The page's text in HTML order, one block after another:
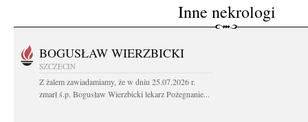
Inne nekrologi
BOGUSŁAW WIERZBICKI
SZCZECIN
Z żalem zawiadamiamy, że w dniu 25.07.2026 r.
zmarł ś.p. Bogusław Wierzbicki lekarz Pożegnanie...